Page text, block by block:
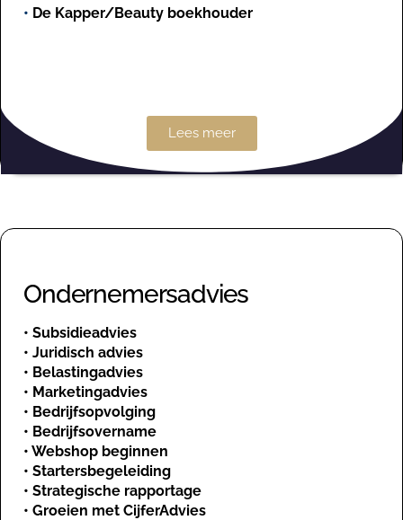
• De Kapper/Beauty boekhouder
Lees meer
Ondernemersadvies
• Subsidieadvies
• Juridisch advies
• Belastingadvies
• Marketingadvies
• Bedrijfsopvolging
• Bedrijfsovername
• Webshop beginnen
• Startersbegeleiding
• Strategische rapportage
• Groeien met CijferAdvies